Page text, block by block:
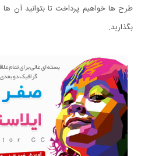
طرح ها خواهیم پرداخت تا بتوانید آن ها
بگذارید.